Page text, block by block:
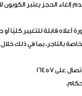
إلغاء الحجز يعتبر الكوبون
أعلاه قابلة للتغيير كليًا أو
بالتاجر، بما في ذلك خلال
على 16457